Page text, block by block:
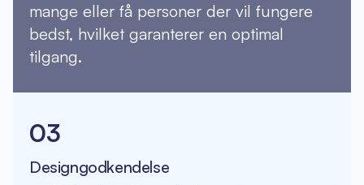
mange eller få personer der vil fungere
bedst, hvilket garanterer en optimal
tilgang.
03
Designgodkendelse